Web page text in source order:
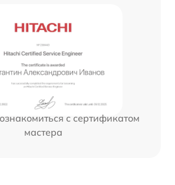
с сертификатом
мастера